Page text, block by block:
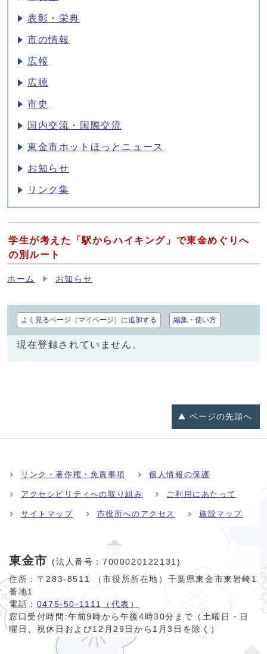
表彰・栄典
市の情報
広報
広聴
市史
国内交流・国際交流
東金市ホットほっとニュース
お知らせ
リンク集
学生が考えた「駅からハイキング」で東金めぐりへ
の別ルート
ホーム お知らせ
よく見るページ（マイページ）に追加する 編集・使い方
現在登録されていません。
ページの先頭へ
リンク・著作権・免責事項 個人情報の保護
アクセシビリティへの取り組み ご利用にあたって
サイトマップ 市役所へのアクセス 施設マップ
東金市
(法人番号：7000020122131)
住所：〒283-8511 （市役所所在地）千葉県東金市東岩崎1
番地1
電話： 0475-50-1111（代表）
窓口受付時間:午前9時から午後4時30分まで（土曜日・日
曜日、祝休日および12月29日から1月3日を除く）